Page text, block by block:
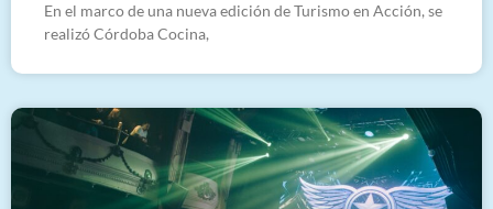
En el marco de una nueva edición de Turismo en Acción, se
realizó Córdoba Cocina,